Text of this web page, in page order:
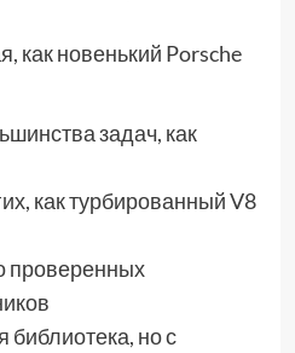
как новенький Porsche
задач, как
как турбированный V8
проверенных
но с